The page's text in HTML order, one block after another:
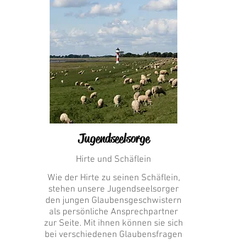
Jugendseelsorge
Hirte und Schäflein
Wie der Hirte zu seinen Schäflein,
stehen unsere Jugendseelsorger
den jungen Glaubensgeschwistern
als persönliche Ansprechpartner
zur Seite. Mit ihnen können sie sich
bei verschiedenen Glaubensfragen